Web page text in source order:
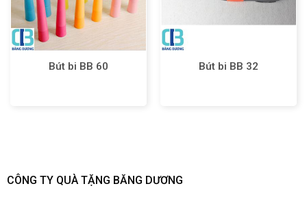
Bút bi BB 60 Bút bi BB 32
CÔNG TY QUÀ TẶNG BĂNG DƯƠNG